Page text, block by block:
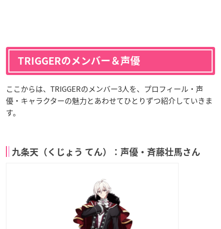
TRIGGERのメンバー＆声優
ここからは、TRIGGERのメンバー3人を、プロフィール・声
優・キャラクターの魅力とあわせてひとりずつ紹介していきま
す。
九条天（くじょう てん）：声優・斉藤壮馬さん